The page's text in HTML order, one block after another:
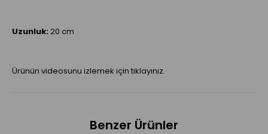
Uzunluk: 20 cm
Ürünün videosunu izlemek için tıklayınız.
Benzer Ürünler